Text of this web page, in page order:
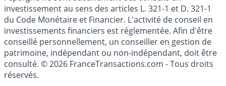
Les articles et commentaires publiés sur le guide de
l'épargne ne sont aucunement des conseils en
investissement au sens des articles L. 321-1 et D. 321-1
du Code Monétaire et Financier. L'activité de conseil en
investissements financiers est réglementée. Afin d'être
conseillé personnellement, un conseiller en gestion de
patrimoine, indépendant ou non-indépendant, doit être